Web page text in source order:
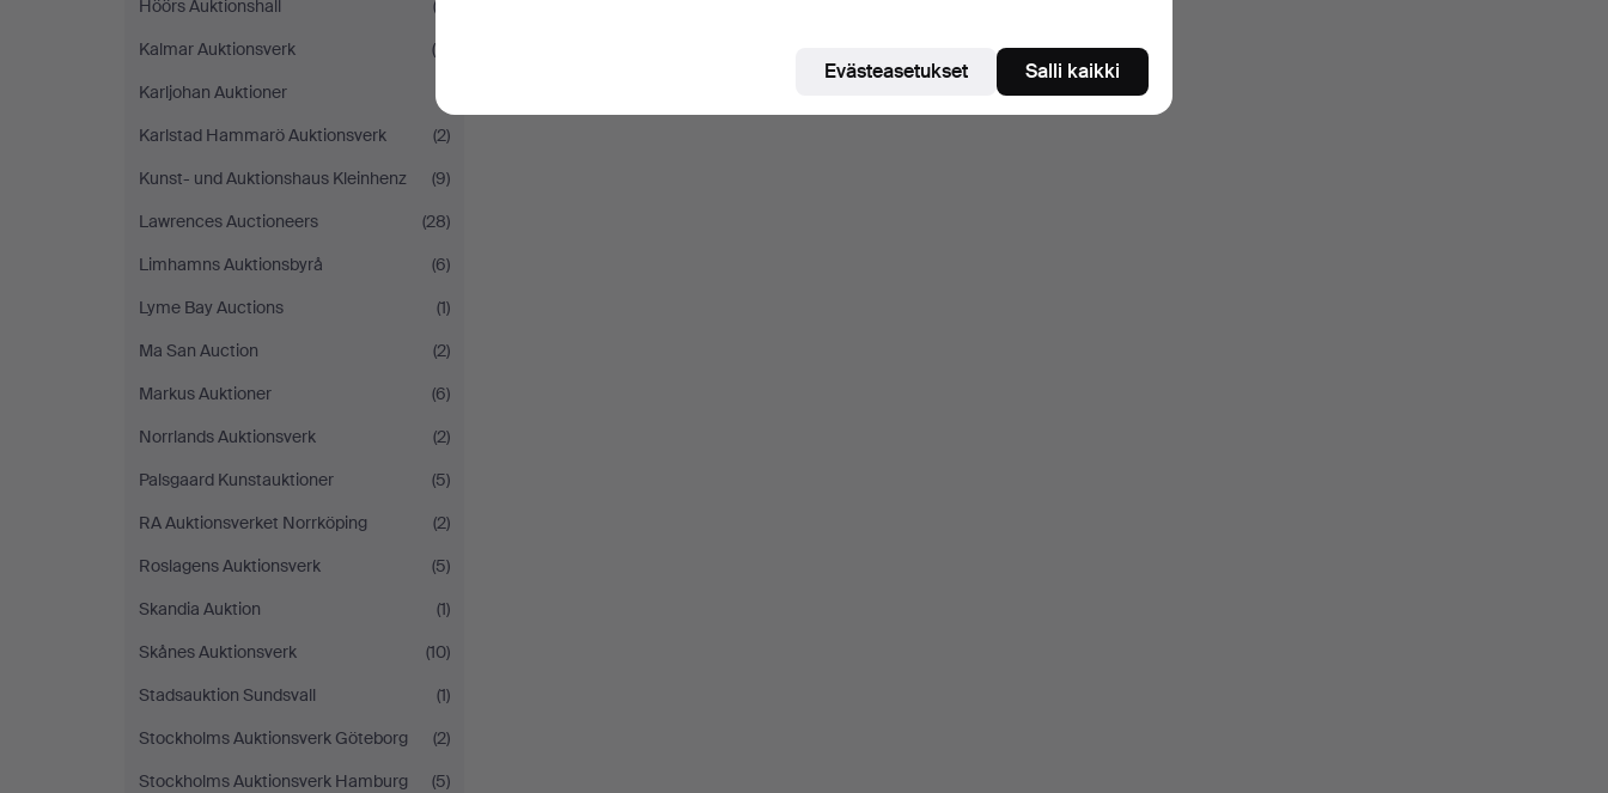
Höörs Auktionshall
(2)
Kalmar Auktionsverk
(9)
Karljohan Auktioner
Karlstad Hammarö Auktionsverk
(2)
Kunst- und Auktionshaus Kleinhenz
(9)
Lawrences Auctioneers
(28)
Limhamns Auktionsbyrå
(6)
Lyme Bay Auctions
(1)
Ma San Auction
(2)
Markus Auktioner
(6)
Norrlands Auktionsverk
(2)
Palsgaard Kunstauktioner
(5)
RA Auktionsverket Norrköping
(2)
Roslagens Auktionsverk
(5)
Skandia Auktion
(1)
Skånes Auktionsverk
(10)
Stadsauktion Sundsvall
(1)
Stockholms Auktionsverk Göteborg
(2)
Stockholms Auktionsverk Hamburg
(5)
Evästeasetukset Salli kaikki